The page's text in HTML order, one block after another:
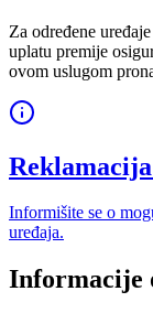
Za određene
uplatu premije
ovom uslugom
Informišite se o
uređaja.
Informacije